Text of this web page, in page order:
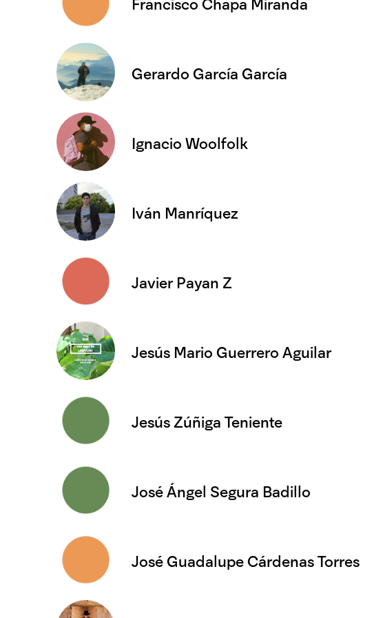
Gerardo García García
Ignacio Woolfolk
Iván Manríquez
Javier Payan Z
Jesús Mario Guerrero Aguilar
Jesús Zúñiga Teniente
José Ángel Segura Badillo
José Guadalupe Cárdenas Torres